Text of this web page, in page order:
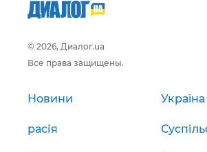
© 2026, Диалог.ua
Все права защищены.
Новини Україна
расія